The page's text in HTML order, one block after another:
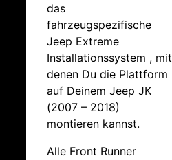
das
fahrzeugspezifische
Jeep Extreme
Installationssystem , mit
denen Du die Plattform
auf Deinem Jeep JK
(2007 – 2018)
montieren kannst.
Alle Front Runner